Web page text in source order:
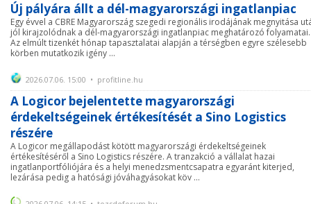
Új pályára állt a dél-magyarországi ingatlanpiac
Egy évvel a CBRE Magyarország szegedi regionális irodájának megnyitása
jól kirajzolódnak a dél-magyarországi ingatlanpiac meghatározó folyamatai.
Az elmúlt tizenkét hónap tapasztalatai alapján a térségben egyre szélesebb
körben mutatkozik igény ...
2026.07.06. 15:00 • profitline.hu
A Logicor bejelentette magyarországi
érdekeltségeinek értékesítését a Sino Logistics
részére
A Logicor megállapodást kötött magyarországi érdekeltségeinek
értékesítéséről a Sino Logistics részére. A tranzakció a vállalat hazai
ingatlanportfóliójára és a helyi menedzsmentcsapatra egyaránt kiterjed,
lezárása pedig a hatósági jóváhagyásokat köv ...